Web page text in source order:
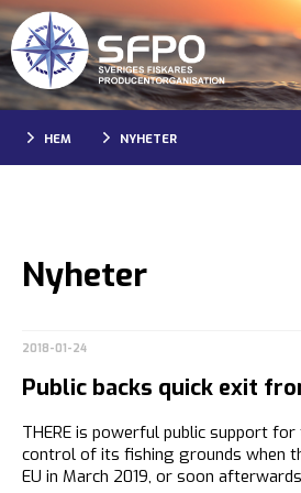
HEM NYHETER
Nyheter
2018-01-24
Public backs quick exit
THERE is powerful public support for
control of its fishing grounds when
EU in March 2019, or soon